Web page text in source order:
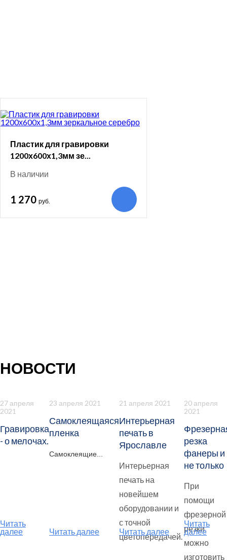
Пластик для гравировки
1200х600х1,3мм зе...
В наличии
1 270 руб.
НОВОСТИ
27 апреля
2021
Гравировка
- о мелочах.
Читать
далее
23 апреля 2021
Самоклеящаяся
пленка
Самоклеящие...
Читать далее
21 апреля 2021
Интерьерная
печать в
Ярославле
Интерьерная
печать на
новейшем
оборудовании и
с точной
цветопередачей.
Читать далее
20 апреля
2021
резка
фанеры и
не только
При
помощи
фрезерной
резки
можно
изготовить
Читать
далее